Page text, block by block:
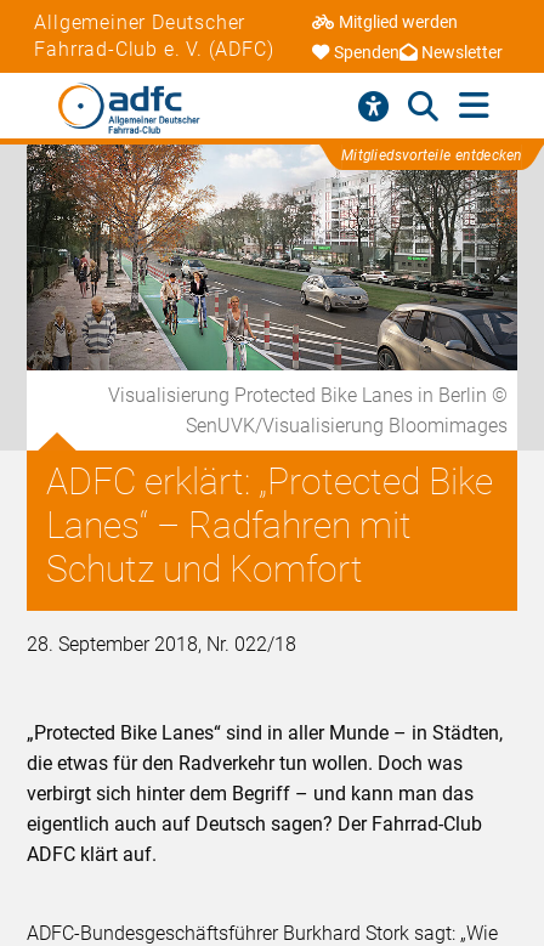
Allgemeiner Deutscher
Fahrrad-Club e. V. (ADFC)
Mitglied werden
Spenden
Newsletter
Mitgliedsvorteile entdecken
Visualisierung Protected Bike Lanes in Berlin ©
SenUVK/Visualisierung Bloomimages
ADFC erklärt: „Protected Bike
Lanes“ – Radfahren mit
Schutz und Komfort
28. September 2018, Nr. 022/18
„Protected Bike Lanes“ sind in aller Munde – in Städten,
die etwas für den Radverkehr tun wollen. Doch was
verbirgt sich hinter dem Begriff – und kann man das
eigentlich auch auf Deutsch sagen? Der Fahrrad-Club
ADFC klärt auf.
ADFC-Bundesgeschäftsführer Burkhard Stork sagt: „Wie